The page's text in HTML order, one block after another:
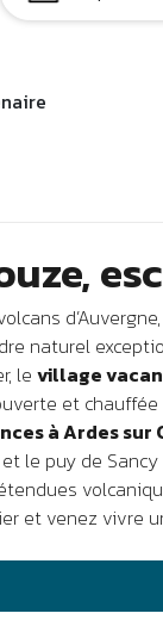
naturel
le village
et
à Ardes sur
le puy de
et venez vivre